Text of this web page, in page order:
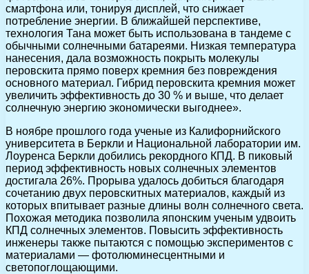
смартфона или, тонируя дисплей, что снижает
потребление энергии. В ближайшей перспективе,
технология Тана может быть использована в тандеме с
обычными солнечными батареями. Низкая температура
нанесения, дала возможность покрыть молекулы
перовскита прямо поверх кремния без повреждения
основного материал. Гибрид перовскита кремния может
увеличить эффективность до 30 % и выше, что делает
солнечную энергию экономически выгоднее».
В ноябре прошлого года ученые из Калифорнийского
университета в Беркли и Национальной лаборатории им.
Лоуренса Беркли добились рекордного КПД. В пиковый
период эффективность новых солнечных элементов
достигала 26%. Прорыва удалось добиться благодаря
сочетанию двух перовскитных материалов, каждый из
которых впитывает разные длины волн солнечного света.
Похожая методика позволила японским ученым удвоить
КПД солнечных элементов. Повысить эффективность
инженеры также пытаются с помощью экспериментов с
материалами — фотолюминесцентными и
светопоглощающими.